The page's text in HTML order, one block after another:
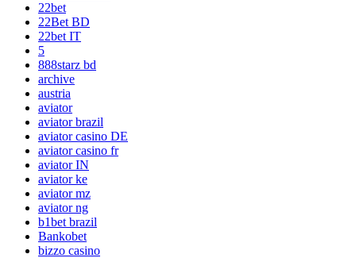
22bet
22Bet BD
22bet IT
5
888starz bd
archive
austria
aviator
aviator brazil
aviator casino DE
aviator casino fr
aviator IN
aviator ke
aviator mz
aviator ng
b1bet brazil
Bankobet
bizzo casino